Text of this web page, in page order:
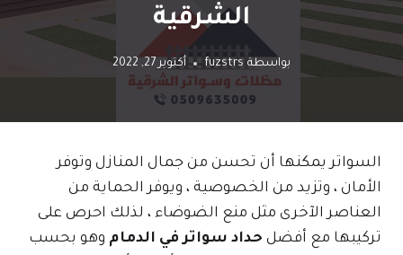
الشرقية
بواسطة fuzstrs أكتوبر 27, 2022
السواتر يمكنها أن تحسن من جمال المنازل وتوفر
الأمان ، وتزيد من الخصوصية ، ويوفر الحماية من
العناصر الآخرى مثل منع الضوضاء ، لذلك احرص على
تركيبها مع أفضل حداد سواتر في الدمام وهو بحسب